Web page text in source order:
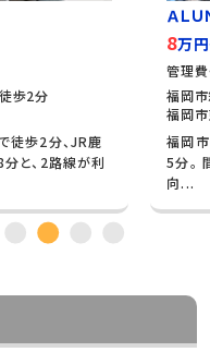
歩2分
徒歩2分、JR鹿
と、2路線が利
ＡＬ
8万
管理
福岡
福岡
福岡
5分。
向...